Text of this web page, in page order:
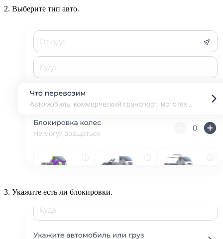
2. Выберите тип авто.
3. Укажите есть ли блокировки.